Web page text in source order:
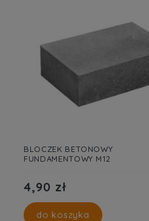
BLOCZEK BETONOWY
FUNDAMENTOWY M12
4,90 zł
do koszyka